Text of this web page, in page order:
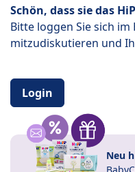
Schön, dass sie das
Bitte loggen Sie sich im
mitzudiskutieren und
Login
Neu